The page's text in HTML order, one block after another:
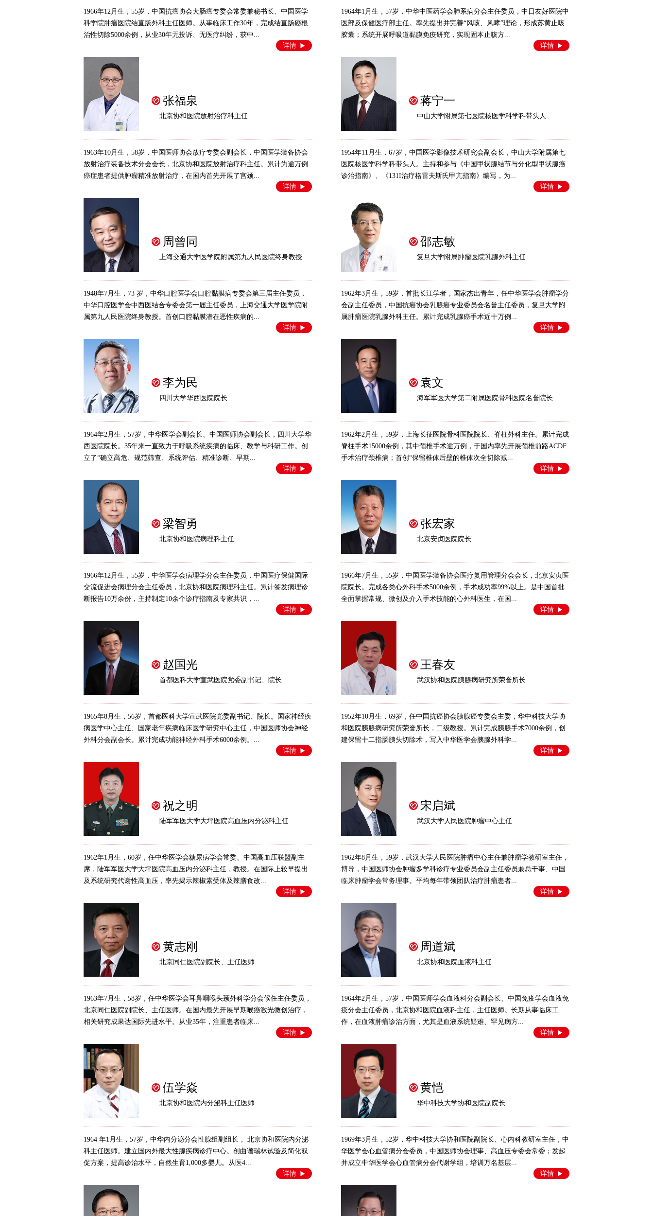
1966年12月生，55岁，中国抗癌协会大肠癌专委会常委兼秘书长、中国医学
科学院肿瘤医院结直肠外科主任医师。从事临床工作30年，完成结直肠癌根
治性切除5000余例，从业30年无投诉、无医疗纠纷，获中...
详情
1964年1月生，57岁，中华中医药学会肺系病分会主任委员，中日友好医院中
医部及保健医疗部主任。率先提出并完善“风咳、风哮”理论，形成苏黄止咳
胶囊；系统开展呼吸道黏膜免疫研究，实现固本止咳方...
详情
张福泉
北京协和医院放射治疗科主任
1963年10月生，58岁，中国医师协会放疗专委会副会长，中国医学装备协会
放射治疗装备技术分会会长，北京协和医院放射治疗科主任。累计为逾万例
癌症患者提供肿瘤精准放射治疗，在国内首先开展了宫颈...
详情
蒋宁一
中山大学附属第七医院核医学科学科带头人
1954年11月生，67岁，中国医学影像技术研究会副会长，中山大学附属第七
医院核医学科学科带头人。主持和参与《中国甲状腺结节与分化型甲状腺癌
诊治指南》、《131I治疗格雷夫斯氏甲亢指南》编写，为...
详情
周曾同
上海交通大学医学院附属第九人民医院终身教授
1948年7月生，73 岁，中华口腔医学会口腔黏膜病专委会第三届主任委员，
中华口腔医学会中西医结合专委会第一届主任委员，上海交通大学医学院附
属第九人民医院终身教授。首创口腔黏膜潜在恶性疾病的...
详情
邵志敏
复旦大学附属肿瘤医院乳腺外科主任
1962年3月生，59岁，首批长江学者，国家杰出青年，任中华医学会肿瘤学分
会副主任委员，中国抗癌协会乳腺癌专业委员会名誉主任委员，复旦大学附
属肿瘤医院乳腺外科主任。累计完成乳腺癌手术近十万例...
详情
李为民
四川大学华西医院院长
1964年2月生，57岁，中华医学会副会长、中国医师协会副会长，四川大学华
西医院院长。35年来一直致力于呼吸系统疾病的临床、教学与科研工作。创
立了“确立高危、规范筛查、系统评估、精准诊断、早期...
详情
袁文
海军军医大学第二附属医院骨科医院名誉院长
1962年2月生，59岁，上海长征医院骨科医院院长、脊柱外科主任。累计完成
脊柱手术15000余例，其中颈椎手术逾万例，于国内率先开展颈椎前路ACDF
手术治疗颈椎病；首创“保留椎体后壁的椎体次全切除减...
详情
梁智勇
北京协和医院病理科主任
1966年12月生，55岁，中华医学会病理学分会主任委员，中国医疗保健国际
交流促进会病理分会主任委员，北京协和医院病理科主任。累计签发病理诊
断报告10万余份，主持制定10余个诊疗指南及专家共识，...
详情
张宏家
北京安贞医院院长
1966年7月生，55岁，中国医学装备协会医疗复用管理分会会长，北京安贞医
院院长。完成各类心外科手术5000余例，手术成功率99%以上。是中国首批
全面掌握常规、微创及介入手术技能的心外科医生，在国...
详情
赵国光
首都医科大学宣武医院党委副书记、院长
1965年8月生，56岁，首都医科大学宣武医院党委副书记、院长。国家神经疾
病医学中心主任、国家老年疾病临床医学研究中心主任，中国医师协会神经
外科分会副会长。累计完成功能神经外科手术6000余例。...
详情
王春友
武汉协和医院胰腺病研究所荣誉所长
1952年10月生，69岁，任中国抗癌协会胰腺癌专委会主委，华中科技大学协
和医院胰腺病研究所荣誉所长，二级教授。累计完成胰腺手术7000余例，创
建保留十二指肠胰头切除术，写入中华医学会胰腺外科学...
详情
祝之明
陆军军医大学大坪医院高血压内分泌科主任
1962年1月生，60岁，任中华医学会糖尿病学会常委、中国高血压联盟副主
席，陆军军医大学大坪医院高血压内分泌科主任，教授。在国际上较早提出
及系统研究代谢性高血压，率先揭示辣椒素受体及辣膳食改...
详情
宋启斌
武汉大学人民医院肿瘤中心主任
1962年8月生，59岁，武汉大学人民医院肿瘤中心主任兼肿瘤学教研室主任，
博导，中国医师协会肿瘤多学科诊疗专业委员会副主任委员兼总干事、中国
临床肿瘤学会常务理事。平均每年带领团队治疗肿瘤患者...
详情
黄志刚
北京同仁医院副院长、主任医师
1963年7月生，58岁，任中华医学会耳鼻咽喉头颈外科学分会候任主任委员，
北京同仁医院副院长、主任医师。在国内最先开展早期喉癌激光微创治疗，
相关研究成果达国际先进水平。从业35年，注重患者临床...
详情
周道斌
北京协和医院血液科主任
1964年2月生，57岁，中国医师学会血液科分会副会长、中国免疫学会血液免
疫分会主任委员，北京协和医院血液科主任，主任医师。长期从事临床工
作，在血液肿瘤诊治方面，尤其是血液系统疑难、罕见病方...
详情
伍学焱
北京协和医院内分泌科主任医师
1964 年1月生，57岁，中华内分泌分会性腺组副组长， 北京协和医院内分泌
科主任医师。建立国内外最大性腺疾病诊疗中心。创曲谱瑞林试验及简化双
促方案，提高诊治水平，自然生育1,000多婴儿。从医4...
详情
黄恺
华中科技大学协和医院副院长
1969年3月生，52岁，华中科技大学协和医院副院长、心内科教研室主任，中
华医学会心血管病分会委员，中国医师协会理事、高血压专委会常委；发起
并成立中华医学会心血管病分会代谢学组，培训万名基层...
详情